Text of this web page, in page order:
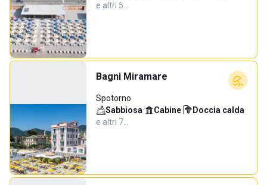
e altri 5…
Bagni Miramare
Spotorno
Sabbiosa· Cabine· Doccia calda·
e altri 7…